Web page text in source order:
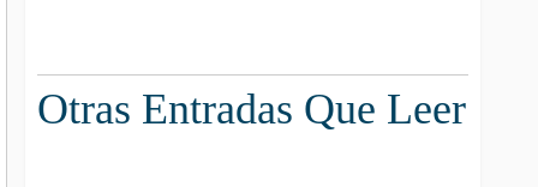
Otras Entradas Que Leer